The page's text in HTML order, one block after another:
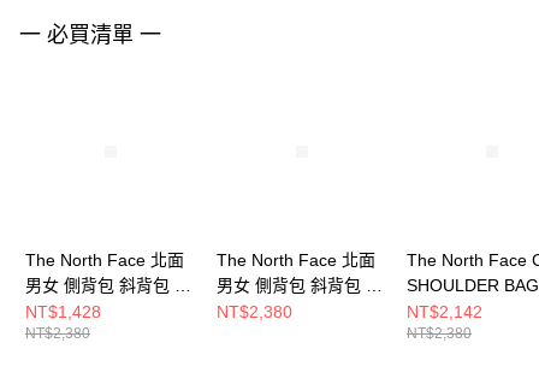
４．使用「AFTEE先享後付」時，將依據個別帳號之用戶狀況，依本公司即
一 必買清單 一
The North Face 北面
男女 側背包 斜背包 小
包 CITY SHOULDER
BAG - AP
NT$1,428
NT$2,380
The North Face 北面
男女 側背包 斜背包 小
包 CITY SHOULDER
NT$2,380
The North Face
SHOULDER
男女 側背包
NF0A8AMV0UZ
NT$2,142
NT$2,380